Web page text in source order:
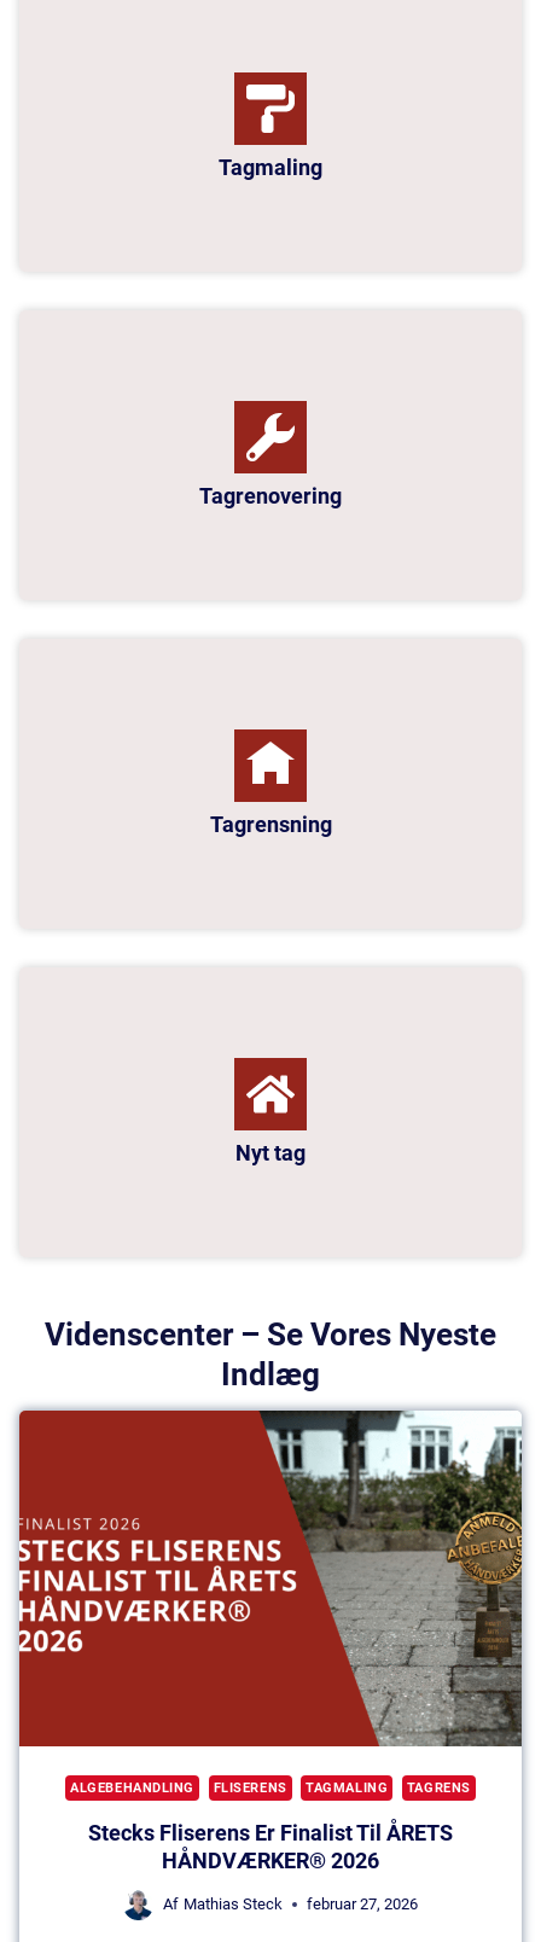
Tagmaling
Tagrenovering
Tagrensning
Nyt tag
Videnscenter – Se Vores Nyeste
Indlæg
ALGEBEHANDLING FLISERENS TAGMALING TAGRENS
Stecks Fliserens Er Finalist Til ÅRETS
HÅNDVÆRKER® 2026
Af Mathias Steck februar 27, 2026